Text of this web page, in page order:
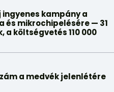
kampány a
mikrochipelésére — 31
költségvetés 110 000
a medvék jelenlétére